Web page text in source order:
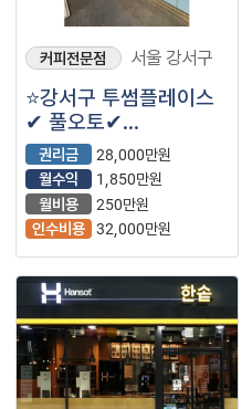
커피전문점 서울 강서구
⭐강서구 투썸플레이스
✔ 풀오토✔
월매출5,500만원대 ✔
월수익1,850만원 내외
권리금
28,000만원
월수익
1,850만원
월비용
250만원
인수비용 32,000만원